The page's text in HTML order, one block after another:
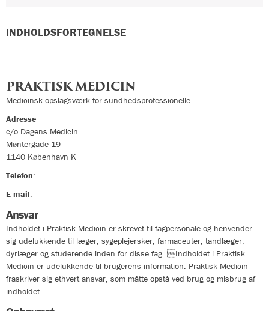
INDHOLDSFORTEGNELSE
PRAKTISK MEDICIN
Medicinsk opslagsværk for sundhedsprofessionelle
Adresse
c/o Dagens Medicin
Møntergade 19
1140 København K
Telefon:
E-mail:
Ansvar
Indholdet i Praktisk Medicin er skrevet til fagpersonale og henvender
sig udelukkende til læger, sygeplejersker, farmaceuter, tandlæger,
dyrlæger og studerende inden for disse fag. Indholdet i Praktisk
Medicin er udelukkende til brugerens information. Praktisk Medicin
fraskriver sig ethvert ansvar, som måtte opstå ved brug og misbrug af
indholdet.